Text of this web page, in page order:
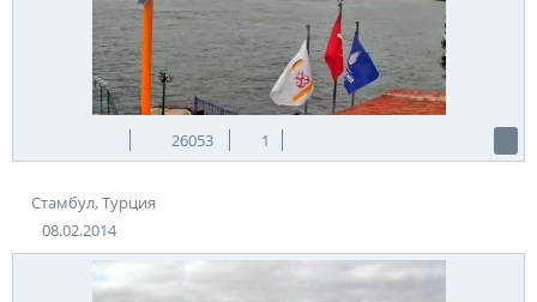
26053 1
Стамбул, Турция
08.02.2014